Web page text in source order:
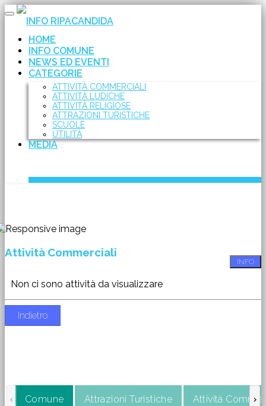
Toggle
navigation
INFO RIPACANDIDA
HOME
INFO COMUNE
NEWS ED EVENTI
CATEGORIE
ATTIVITÀ COMMERCIALI
ATTIVITÀ LUDICHE
ATTIVITÀ RELIGIOSE
ATTRAZIONI TURISTICHE
SCUOLE
UTILITÀ
MEDIA
INFO
Attività Commerciali
Non ci sono attività da visualizzare
Indietro
Comune Attrazioni Turistiche Attività